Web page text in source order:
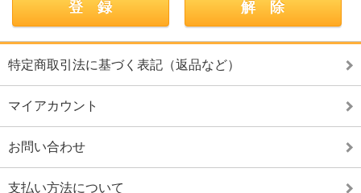
特定商取引法に基づく表記（返品など）
マイアカウント
お問い合わせ
支払い方法について